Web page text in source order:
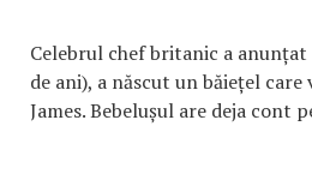
Celebrul chef britanic a anunțat
de ani), a născut un băiețel
James. Bebelușul are deja cont